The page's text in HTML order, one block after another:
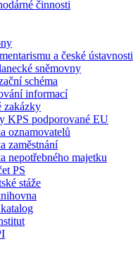
činnosti
a české ústavnosti
sněmovny
schéma
informací
zakázky
KPS podporované EU
oznamovatelů
zaměstnání
nepotřebného majetku
PS
stáže